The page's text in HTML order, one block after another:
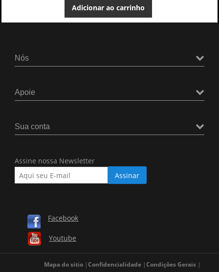
Adicionar ao carrinho
Nós
Apoie
Sua conta
Assine nossa Newsletter
Facebook
Youtube
Mapa do sitio Confidencialidade Condições Gerais